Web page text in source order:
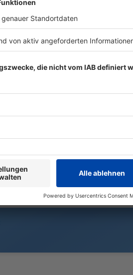
Trotz 2:0-Vorsprung:
Kein 1860-Sieg zur
ereignisreiche Heimpremiere in
ein sehenswerter Außenrist –
München doch nicht zum